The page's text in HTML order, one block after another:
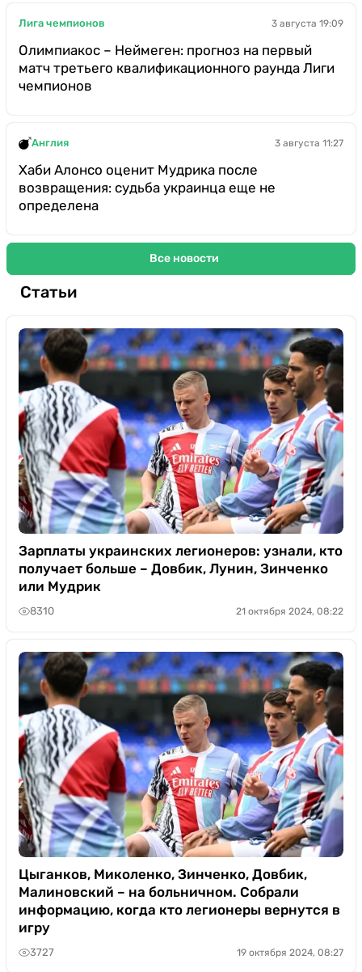
Лига чемпионов 3 августа 19:09
Олимпиакос – Неймеген: прогноз на первый
матч третьего квалификационного раунда Лиги
чемпионов
Англия 3 августа 11:27
Хаби Алонсо оценит Мудрика после
возвращения: судьба украинца еще не
определена
Все новости
Статьи
Зарплаты украинских легионеров: узнали, кто
получает больше – Довбик, Лунин, Зинченко
или Мудрик
8310 21 октября 2024, 08:22
Цыганков, Миколенко, Зинченко, Довбик,
Малиновский – на больничном. Собрали
информацию, когда кто легионеры вернутся в
игру
3727 19 октября 2024, 08:27